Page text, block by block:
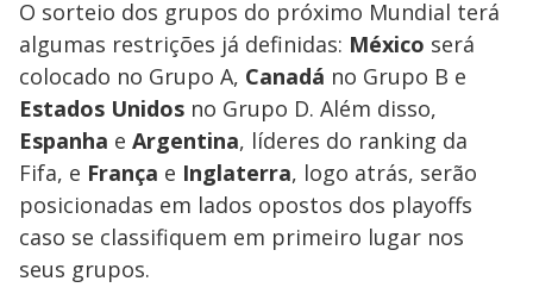
O sorteio dos grupos do próximo Mundial terá
algumas restrições já definidas: México será
colocado no Grupo A, Canadá no Grupo B e
Estados Unidos no Grupo D. Além disso,
Espanha e Argentina, líderes do ranking da
Fifa, e França e Inglaterra, logo atrás, serão
posicionadas em lados opostos dos playoffs
caso se classifiquem em primeiro lugar nos
seus grupos.